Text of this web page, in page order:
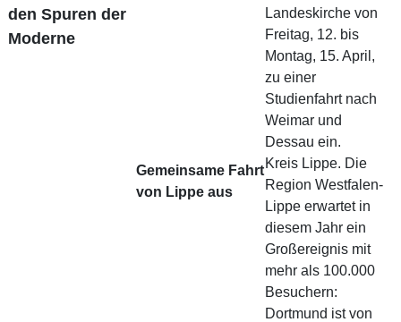
den Spuren der
Moderne
Landeskirche von
Freitag, 12. bis
Montag, 15. April,
zu einer
Studienfahrt nach
Weimar und
Dessau ein.
Gemeinsame Fahrt
von Lippe aus
Kreis Lippe. Die
Region Westfalen-
Lippe erwartet in
diesem Jahr ein
Großereignis mit
mehr als 100.000
Besuchern:
Dortmund ist von